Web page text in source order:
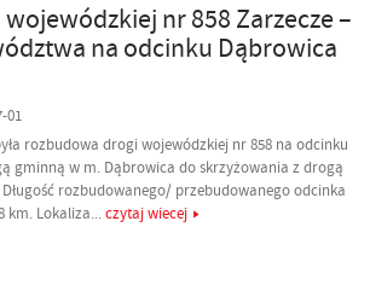
nr 858 Zarzecze –
na odcinku Dąbrowica
01
rozbudowa drogi wojewódzkiej nr 858 na odcinku
gminną w m. Dąbrowica do skrzyżowania z drogą
rozbudowanego/ przebudowanego odcinka
km. Lokaliza...czytaj wiecej